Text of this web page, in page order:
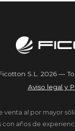
S.L. 2026 —
Aviso legal y
venta al por mayor
con años de